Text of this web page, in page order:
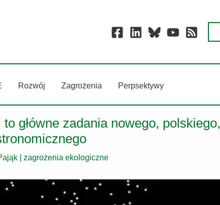
Rozwój Zagrożenia Perpsektywy
główne zadania nowego, polskiego,
zagrożenia ekologiczne